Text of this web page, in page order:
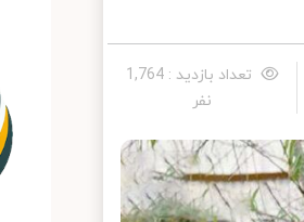
تعداد بازدید : 1,764
نفر